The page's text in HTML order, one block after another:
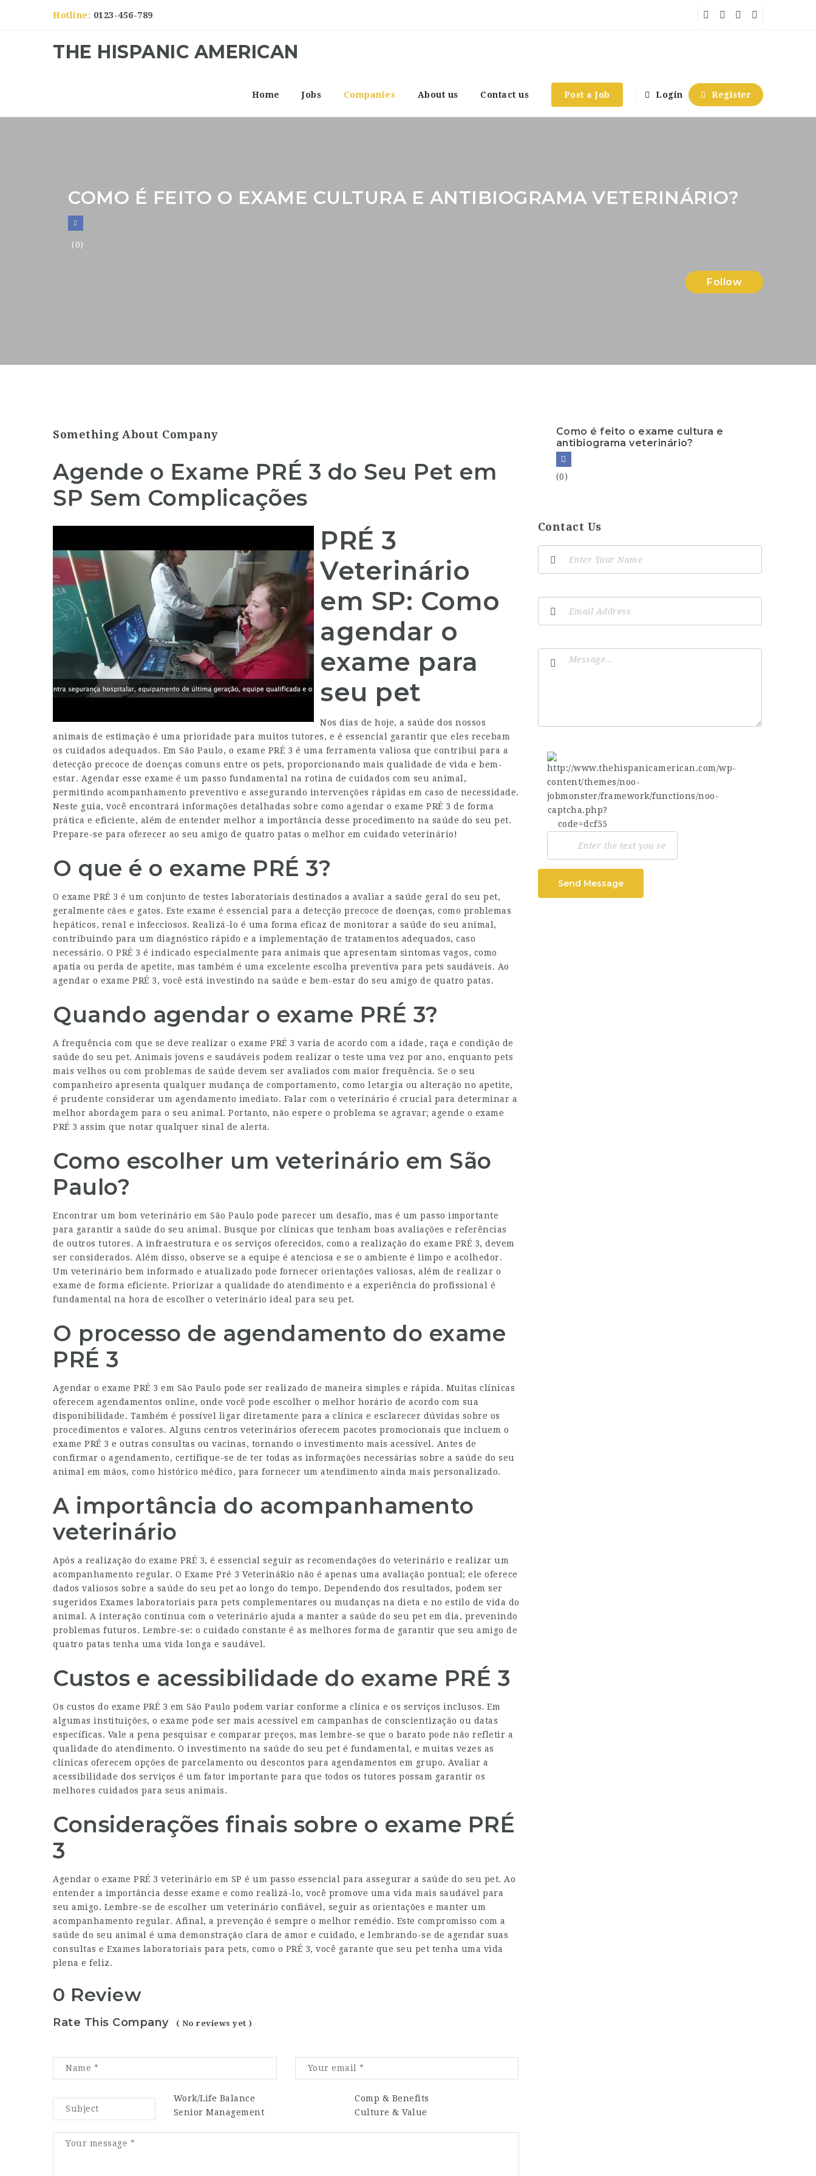
Hotline: 0123-456-789
THE HISPANIC AMERICAN
Home Jobs Companies About us Contact us Post a Job Login Register
COMO É FEITO O EXAME CULTURA E ANTIBIOGRAMA VETERINÁRIO?
(0)
Follow
Something About Company
Agende o Exame PRÉ 3 do Seu Pet em
SP Sem Complicações
PRÉ 3
Veterinário
em SP: Como
agendar o
exame para
seu pet
Nos dias de hoje, a saúde dos nossos
animais de estimação é uma prioridade para muitos tutores, e é essencial garantir que eles recebam
os cuidados adequados. Em São Paulo, o exame PRÉ 3 é uma ferramenta valiosa que contribui para a
detecção precoce de doenças comuns entre os pets, proporcionando mais qualidade de vida e bem-
estar. Agendar esse exame é um passo fundamental na rotina de cuidados com seu animal,
permitindo acompanhamento preventivo e assegurando intervenções rápidas em caso de necessidade.
Neste guia, você encontrará informações detalhadas sobre como agendar o exame PRÉ 3 de forma
prática e eficiente, além de entender melhor a importância desse procedimento na saúde do seu pet.
Prepare-se para oferecer ao seu amigo de quatro patas o melhor em cuidado veterinário!
O que é o exame PRÉ 3?
O exame PRÉ 3 é um conjunto de testes laboratoriais destinados a avaliar a saúde geral do seu pet,
geralmente cães e gatos. Este exame é essencial para a detecção precoce de doenças, como problemas
hepáticos, renal e infecciosos. Realizá-lo é uma forma eficaz de monitorar a saúde do seu animal,
contribuindo para um diagnóstico rápido e a implementação de tratamentos adequados, caso
necessário. O PRÉ 3 é indicado especialmente para animais que apresentam sintomas vagos, como
apatia ou perda de apetite, mas também é uma excelente escolha preventiva para pets saudáveis. Ao
agendar o exame PRÉ 3, você está investindo na saúde e bem-estar do seu amigo de quatro patas.
Quando agendar o exame PRÉ 3?
A frequência com que se deve realizar o exame PRÉ 3 varia de acordo com a idade, raça e condição de
saúde do seu pet. Animais jovens e saudáveis podem realizar o teste uma vez por ano, enquanto pets
mais velhos ou com problemas de saúde devem ser avaliados com maior frequência. Se o seu
companheiro apresenta qualquer mudança de comportamento, como letargia ou alteração no apetite,
é prudente considerar um agendamento imediato. Falar com o veterinário é crucial para determinar a
melhor abordagem para o seu animal. Portanto, não espere o problema se agravar; agende o exame
PRÉ 3 assim que notar qualquer sinal de alerta.
Como escolher um veterinário em São
Paulo?
Encontrar um bom veterinário em São Paulo pode parecer um desafio, mas é um passo importante
para garantir a saúde do seu animal. Busque por clínicas que tenham boas avaliações e referências
de outros tutores. A infraestrutura e os serviços oferecidos, como a realização do exame PRÉ 3, devem
ser considerados. Além disso, observe se a equipe é atenciosa e se o ambiente é limpo e acolhedor.
Um veterinário bem informado e atualizado pode fornecer orientações valiosas, além de realizar o
exame de forma eficiente. Priorizar a qualidade do atendimento e a experiência do profissional é
fundamental na hora de escolher o veterinário ideal para seu pet.
O processo de agendamento do exame
PRÉ 3
Agendar o exame PRÉ 3 em São Paulo pode ser realizado de maneira simples e rápida. Muitas clínicas
oferecem agendamentos online, onde você pode escolher o melhor horário de acordo com sua
disponibilidade. Também é possível ligar diretamente para a clínica e esclarecer dúvidas sobre os
procedimentos e valores. Alguns centros veterinários oferecem pacotes promocionais que incluem o
exame PRÉ 3 e outras consultas ou vacinas, tornando o investimento mais acessível. Antes de
confirmar o agendamento, certifique-se de ter todas as informações necessárias sobre a saúde do seu
animal em mãos, como histórico médico, para fornecer um atendimento ainda mais personalizado.
A importância do acompanhamento
veterinário
Após a realização do exame PRÉ 3, é essencial seguir as recomendações do veterinário e realizar um
acompanhamento regular. O Exame Pré 3 VeterináRio não é apenas uma avaliação pontual; ele oferece
dados valiosos sobre a saúde do seu pet ao longo do tempo. Dependendo dos resultados, podem ser
sugeridos Exames laboratoriais para pets complementares ou mudanças na dieta e no estilo de vida do
animal. A interação contínua com o veterinário ajuda a manter a saúde do seu pet em dia, prevenindo
problemas futuros. Lembre-se: o cuidado constante é as melhores forma de garantir que seu amigo de
quatro patas tenha uma vida longa e saudável.
Custos e acessibilidade do exame PRÉ 3
Os custos do exame PRÉ 3 em São Paulo podem variar conforme a clínica e os serviços inclusos. Em
algumas instituições, o exame pode ser mais acessível em campanhas de conscientização ou datas
específicas. Vale a pena pesquisar e comparar preços, mas lembre-se que o barato pode não refletir a
qualidade do atendimento. O investimento na saúde do seu pet é fundamental, e muitas vezes as
clínicas oferecem opções de parcelamento ou descontos para agendamentos em grupo. Avaliar a
acessibilidade dos serviços é um fator importante para que todos os tutores possam garantir os
melhores cuidados para seus animais.
Considerações finais sobre o exame PRÉ
3
Agendar o exame PRÉ 3 veterinário em SP é um passo essencial para assegurar a saúde do seu pet. Ao
entender a importância desse exame e como realizá-lo, você promove uma vida mais saudável para
seu amigo. Lembre-se de escolher um veterinário confiável, seguir as orientações e manter um
acompanhamento regular. Afinal, a prevenção é sempre o melhor remédio. Este compromisso com a
saúde do seu animal é uma demonstração clara de amor e cuidado, e lembrando-se de agendar suas
consultas e Exames laboratoriais para pets, como o PRÉ 3, você garante que seu pet tenha uma vida
plena e feliz.
0 Review
Rate This Company ( No reviews yet )
Work/Life Balance
Comp & Benefits
Senior Management
Culture & Value
Como é feito o exame cultura e
antibiograma veterinário?
(0)
Contact Us
Send Message